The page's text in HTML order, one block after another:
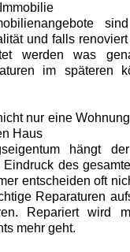
und falls
werden was
im späteren
nur eine
Haus
hängt
des
entscheiden oft
Reparaturen
Repariert wird
mehr geht.